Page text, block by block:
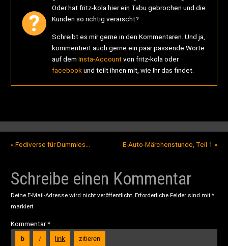
Oder hat fritz-kola hier ein Tabu gebrochen und die
Kunden so richtig verarscht?
Schreibt es mir gerne in den Kommentaren. Und ja,
kommentiert auch gerne ein paar passende Worte
auf demInsta-Accountvon fritz-kola oder
facebook und teilt ihnen mit, wie Ihr das findet.
«Fediverse für Dummies… E-Auto-Märchenstunde, Teil 1 »
Schreibe einen Kommentar
Deine E-Mail-Adresse wird nicht veröffentlicht. Erforderliche Felder sind mit*
markiert
Kommentar*